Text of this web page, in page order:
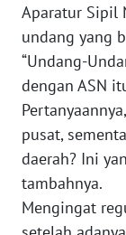
Aparatur Sipil
undang yang
“Undang-
dengan ASN
pusat,
daerah? Ini
tambahnya.
Mengingat
WN
RIAU
WN
SERAMBI
JAMBI